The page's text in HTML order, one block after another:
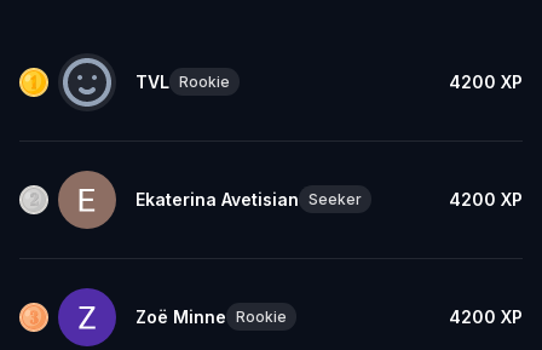
TVL Rookie 4200 XP
Ekaterina Avetisian Seeker 4200 XP
Zoë Minne Rookie 4200 XP